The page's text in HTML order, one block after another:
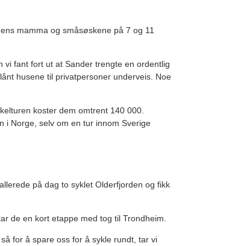
mamma og småsøskene på 7 og 11
fant fort ut at Sander trengte en ordentlig
husene til privatpersoner underveis. Noe
koster dem omtrent 140 000.
i Norge, selv om en tur innom Sverige
på dag to syklet Olderfjorden og fikk
de en kort etappe med tog til Trondheim.
for å spare oss for å sykle rundt, tar vi